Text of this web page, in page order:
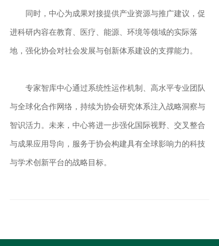
同时，中心为成果对接提供产业资源与推广建议，促
进科研内容在教育、医疗、能源、环境等领域的实际落
地，强化协会对社会发展与创新体系建设的支撑能力。
专家智库中心通过系统性运作机制、高水平专业团队
与全球化合作网络，持续为协会研究体系注入战略洞察与
智识活力。未来，中心将进一步强化国际视野、交叉整合
与成果应用导向，服务于协会构建具有全球影响力的科技
与学术创新平台的战略目标。